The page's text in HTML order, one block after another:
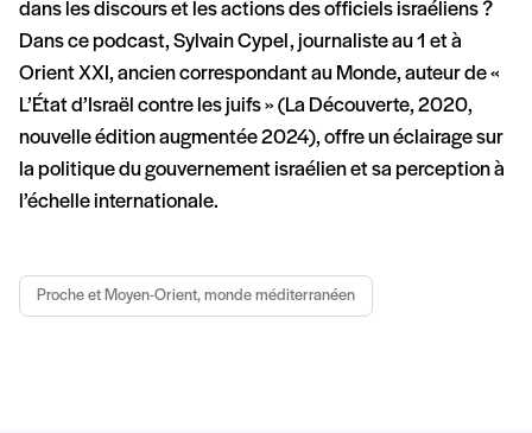
dans les discours et les actions des officiels israéliens ?
Dans ce podcast, Sylvain Cypel, journaliste au 1 et à
Orient XXI, ancien correspondant au Monde, auteur de «
L’État d’Israël contre les juifs » (La Découverte, 2020,
nouvelle édition augmentée 2024), offre un éclairage sur
la politique du gouvernement israélien et sa perception à
l’échelle internationale.
Proche et Moyen-Orient, monde méditerranéen